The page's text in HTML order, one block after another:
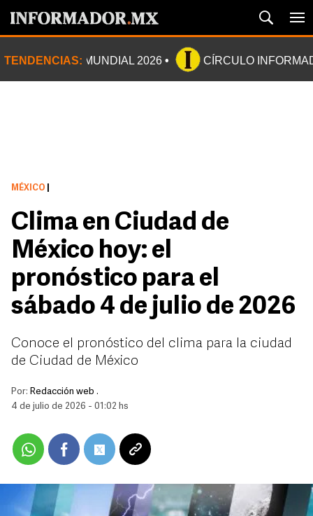
TENDENCIAS: MUNDIAL 2026 CÍRCULO
MÉXICO
Clima en Ciudad de
México hoy: el
pronóstico para el
sábado 4 de julio de 2026
Conoce el pronóstico del clima para la ciudad
de Ciudad de México
Por: Redacción web .
4 de julio de 2026 - 01:02 hs